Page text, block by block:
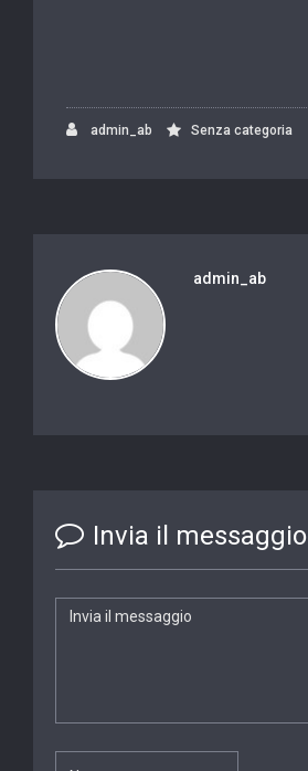
admin_ab Senza categoria
admin_ab
Invia il messaggio